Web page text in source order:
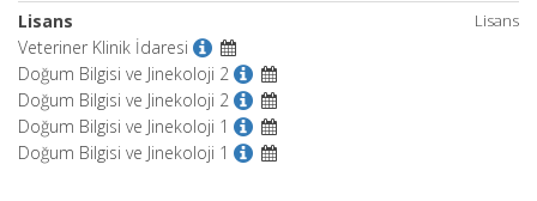
Lisans
Lisans
Veteriner Klinik İdaresi
Doğum Bilgisi ve Jinekoloji 2
Doğum Bilgisi ve Jinekoloji 2
Doğum Bilgisi ve Jinekoloji 1
Doğum Bilgisi ve Jinekoloji 1